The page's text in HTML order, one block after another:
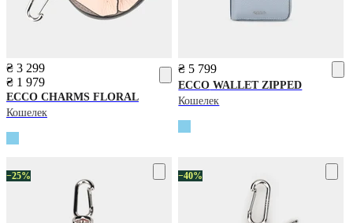
₴ 3 299
₴ 1 979
ECCO CHARMS FLORAL
Кошелек
₴ 5 799
ECCO WALLET ZIPPED
Кошелек
−25% −40%